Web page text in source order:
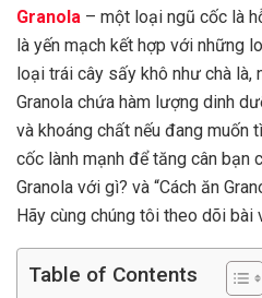
Granola – một loại ngũ cốc là
là yến mạch kết hợp với những
loại trái cây sấy khô như chà là,
Granola chứa hàm lượng dinh
và khoáng chất nếu đang muốn
cốc lành mạnh để tăng cân bạn
Granola với gì? và “Cách ăn
Hãy cùng chúng tôi theo dõi bài
Table of Contents